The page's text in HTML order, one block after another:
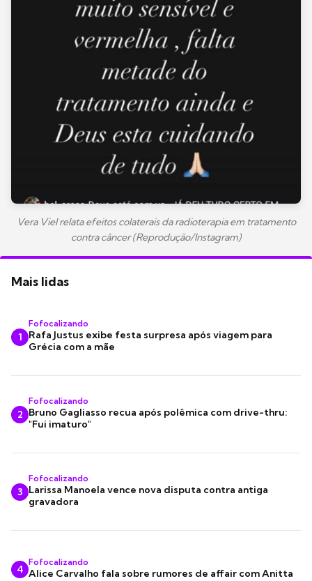
Vera Viel relata efeitos colaterais da radioterapia em tratamento
contra câncer (Reprodução/Instagram)
Mais lidas
1
Fofocalizando
Rafa Justus exibe festa surpresa após viagem para
Grécia com a mãe
2
Fofocalizando
Bruno Gagliasso recua após polêmica com drive-thru:
"Fui imaturo"
3
Fofocalizando
Larissa Manoela vence nova disputa contra antiga
gravadora
4
Fofocalizando
Alice Carvalho fala sobre rumores de affair com Anitta